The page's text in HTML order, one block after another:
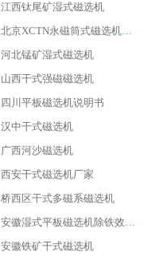
江西钛尾矿湿式磁选机
北京XCTN永磁筒式磁选机磁块位置
河北锰矿湿式磁选机
山西干式强磁磁选机
四川平板磁选机说明书
汉中干式磁选机
广西河沙磁选机
西安干式磁选机厂家
桥西区干式多磁系磁选机
安徽湿式平板磁选机除铁效果怎么样
安徽铁矿干式磁选机